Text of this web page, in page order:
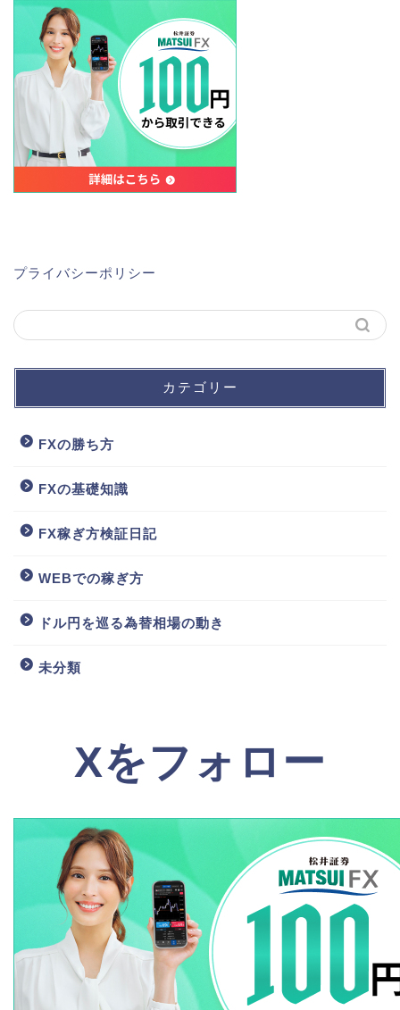
プライバシーポリシー
カテゴリー
FXの勝ち方
FXの基礎知識
FX稼ぎ方検証日記
WEBでの稼ぎ方
ドル円を巡る為替相場の動き
未分類
Xをフォロー